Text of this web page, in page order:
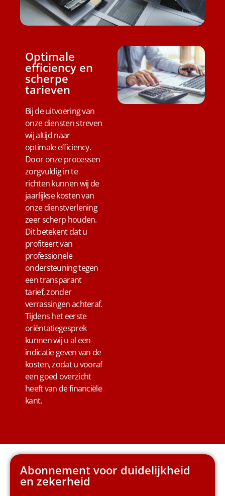
Optimale
efficiency en
scherpe
tarieven
Bij de uitvoering van
onze diensten streven
wij altijd naar
optimale efficiency.
Door onze processen
zorgvuldig in te
richten kunnen wij de
jaarlijkse kosten van
onze dienstverlening
zeer scherp houden.
Dit betekent dat u
profiteert van
professionele
ondersteuning tegen
een transparant
tarief, zonder
verrassingen achteraf.
Tijdens het eerste
oriëntatiegesprek
kunnen wij u al een
indicatie geven van de
kosten, zodat u vooraf
een goed overzicht
heeft van de financiële
kant.
Abonnement voor duidelijkheid
en zekerheid